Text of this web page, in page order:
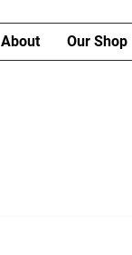
About Our Shop